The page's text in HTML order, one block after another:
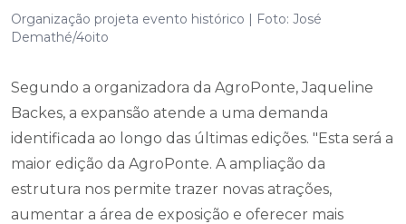
Organização projeta evento histórico | Foto: José
Demathé/4oito
Segundo a organizadora da AgroPonte, Jaqueline
Backes, a expansão atende a uma demanda
identificada ao longo das últimas edições. "Esta será a
maior edição da AgroPonte. A ampliação da
estrutura nos permite trazer novas atrações,
aumentar a área de exposição e oferecer mais